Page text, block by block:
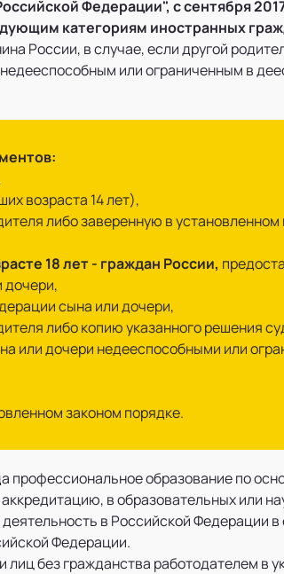
Федерации", с сентября
категориям иностранных
России, в случае, если другой
или ограниченным в
возраста 14 лет),
либо заверенную в
18 лет - граждан России,
дочери,
сына или дочери,
либо копию указанного решения
или дочери недееспособными или
законом порядке.
профессиональное образование по
в образовательных или
в Российской Федерации
Федерации.
лиц без гражданства работодателем